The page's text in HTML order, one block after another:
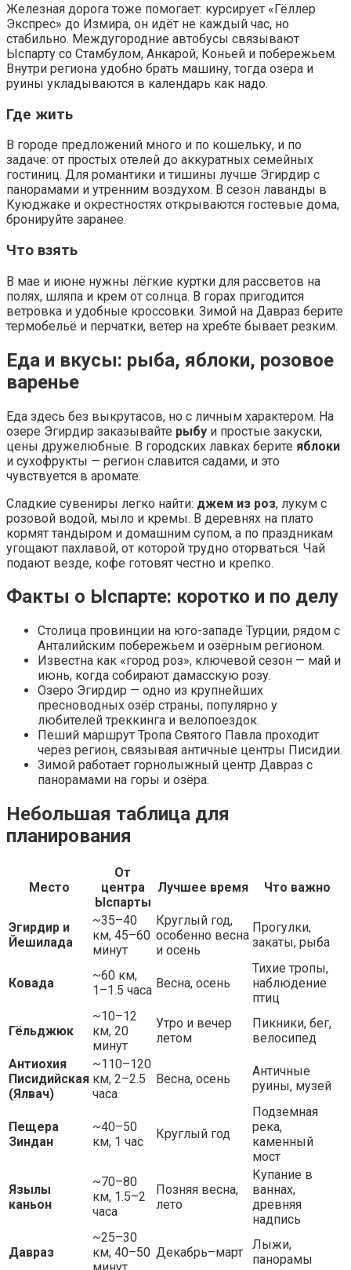
Железная дорога тоже помогает: курсирует «Гёллер
Экспрес» до Измира, он идёт не каждый час, но
стабильно. Междугородние автобусы связывают
Ыспарту со Стамбулом, Анкарой, Коньей и побережьем.
Внутри региона удобно брать машину, тогда озёра и
руины укладываются в календарь как надо.
Где жить
В городе предложений много и по кошельку, и по
задаче: от простых отелей до аккуратных семейных
гостиниц. Для романтики и тишины лучше Эгирдир с
панорамами и утренним воздухом. В сезон лаванды в
Куюджаке и окрестностях открываются гостевые дома,
бронируйте заранее.
Что взять
В мае и июне нужны лёгкие куртки для рассветов на
полях, шляпа и крем от солнца. В горах пригодится
ветровка и удобные кроссовки. Зимой на Давраз берите
термобельё и перчатки, ветер на хребте бывает резким.
Еда и вкусы: рыба, яблоки, розовое
варенье
Еда здесь без выкрутасов, но с личным характером. На
озере Эгирдир заказывайте рыбу и простые закуски,
цены дружелюбные. В городских лавках берите яблоки
и сухофрукты — регион славится садами, и это
чувствуется в аромате.
Сладкие сувениры легко найти: джем из роз, лукум с
розовой водой, мыло и кремы. В деревнях на плато
кормят тандыром и домашним супом, а по праздникам
угощают пахлавой, от которой трудно оторваться. Чай
подают везде, кофе готовят честно и крепко.
Факты о Ыспарте: коротко и по делу
Столица провинции на юго-западе Турции, рядом с
Анталийским побережьем и озёрным регионом.
Известна как «город роз», ключевой сезон — май и
июнь, когда собирают дамасскую розу.
Озеро Эгирдир — одно из крупнейших
пресноводных озёр страны, популярно у
любителей треккинга и велопоездок.
Пеший маршрут Тропа Святого Павла проходит
через регион, связывая античные центры Писидии.
Зимой работает горнолыжный центр Давраз с
панорамами на горы и озёра.
Небольшая таблица для
планирования
Место
От
центра
Ыспарты
Лучшее время Что важно
Эгирдир и
Йешилада
~35–40
км, 45–60
минут
Круглый год,
особенно весна
и осень
Прогулки,
закаты, рыба
Ковада
~60 км,
1–1.5 часа Весна, осень
Тихие тропы,
наблюдение
птиц
Гёльджюк
~10–12
км, 20
минут
Утро и вечер
летом
Пикники, бег,
велосипед
Антиохия
Писидийская
(Ялвач)
~110–120
км, 2–2.5
часа
Весна, осень
Античные
руины, музей
Пещера
Зиндан
~40–50
км, 1 час
Круглый год
Подземная
река,
каменный
мост
Язылы
каньон
~70–80
км, 1.5–2
часа
Позняя весна,
лето
Купание в
ваннах,
древняя
надпись
Давраз
~25–30
км, 40–50 Декабрь–март
Лыжи,
панорамы